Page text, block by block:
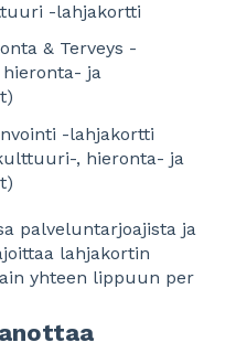
-lahjakortti
& Terveys -
hieronta- ja
-lahjakortti
, hieronta- ja
palveluntarjoajista ja
lahjakortin
yhteen lippuun per